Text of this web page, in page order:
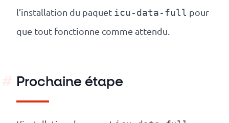
l’installation du paquet icu-data-full pour
que tout fonctionne comme attendu.
Prochaine étape